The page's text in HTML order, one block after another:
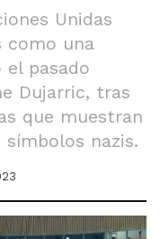
Unidas
como una
pasado
Dujarric, tras
que muestran
nazis.